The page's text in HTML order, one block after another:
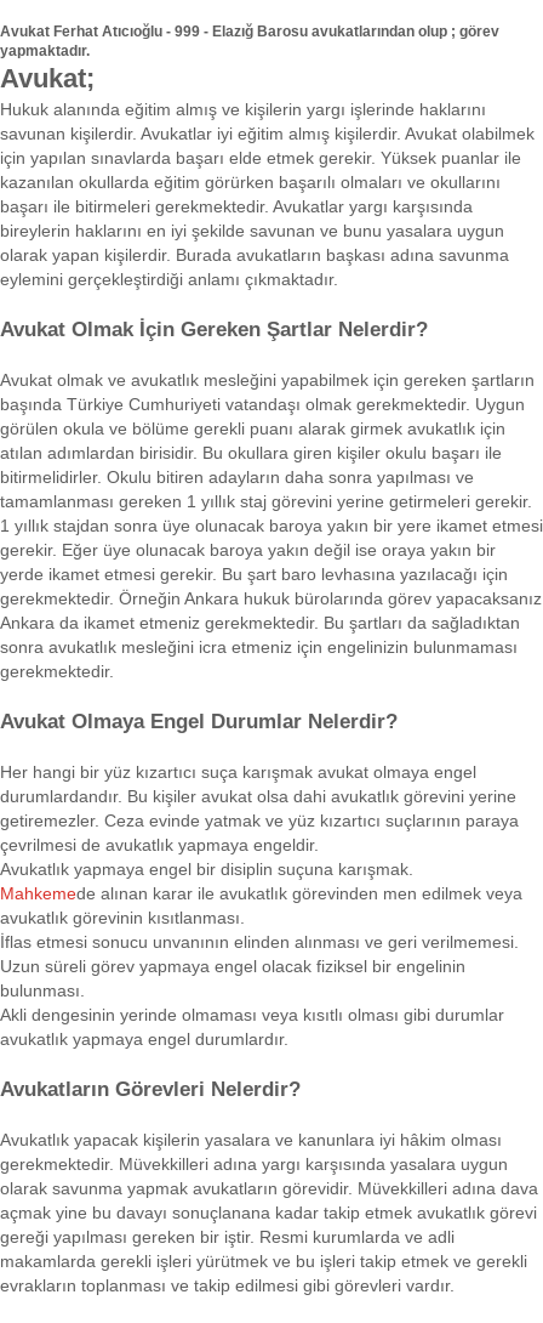
Avukat Ferhat Atıcıoğlu - 999 - Elazığ Barosu avukatlarından olup ; görev
yapmaktadır.
Avukat;
Hukuk alanında eğitim almış ve kişilerin yargı işlerinde haklarını
savunan kişilerdir. Avukatlar iyi eğitim almış kişilerdir. Avukat olabilmek
için yapılan sınavlarda başarı elde etmek gerekir. Yüksek puanlar ile
kazanılan okullarda eğitim görürken başarılı olmaları ve okullarını
başarı ile bitirmeleri gerekmektedir. Avukatlar yargı karşısında
bireylerin haklarını en iyi şekilde savunan ve bunu yasalara uygun
olarak yapan kişilerdir. Burada avukatların başkası adına savunma
eylemini gerçekleştirdiği anlamı çıkmaktadır.
Avukat Olmak İçin Gereken Şartlar Nelerdir?
Avukat olmak ve avukatlık mesleğini yapabilmek için gereken şartların
başında Türkiye Cumhuriyeti vatandaşı olmak gerekmektedir. Uygun
görülen okula ve bölüme gerekli puanı alarak girmek avukatlık için
atılan adımlardan birisidir. Bu okullara giren kişiler okulu başarı ile
bitirmelidirler. Okulu bitiren adayların daha sonra yapılması ve
tamamlanması gereken 1 yıllık staj görevini yerine getirmeleri gerekir.
1 yıllık stajdan sonra üye olunacak baroya yakın bir yere ikamet etmesi
gerekir. Eğer üye olunacak baroya yakın değil ise oraya yakın bir
yerde ikamet etmesi gerekir. Bu şart baro levhasına yazılacağı için
gerekmektedir. Örneğin Ankara hukuk bürolarında görev yapacaksanız
Ankara da ikamet etmeniz gerekmektedir. Bu şartları da sağladıktan
sonra avukatlık mesleğini icra etmeniz için engelinizin bulunmaması
gerekmektedir.
Avukat Olmaya Engel Durumlar Nelerdir?
Her hangi bir yüz kızartıcı suça karışmak avukat olmaya engel
durumlardandır. Bu kişiler avukat olsa dahi avukatlık görevini yerine
getiremezler. Ceza evinde yatmak ve yüz kızartıcı suçlarının paraya
çevrilmesi de avukatlık yapmaya engeldir.
Avukatlık yapmaya engel bir disiplin suçuna karışmak.
Mahkemede alınan karar ile avukatlık görevinden men edilmek veya
avukatlık görevinin kısıtlanması.
İflas etmesi sonucu unvanının elinden alınması ve geri verilmemesi.
Uzun süreli görev yapmaya engel olacak fiziksel bir engelinin
bulunması.
Akli dengesinin yerinde olmaması veya kısıtlı olması gibi durumlar
avukatlık yapmaya engel durumlardır.
Avukatların Görevleri Nelerdir?
Avukatlık yapacak kişilerin yasalara ve kanunlara iyi hâkim olması
gerekmektedir. Müvekkilleri adına yargı karşısında yasalara uygun
olarak savunma yapmak avukatların görevidir. Müvekkilleri adına dava
açmak yine bu davayı sonuçlanana kadar takip etmek avukatlık görevi
gereği yapılması gereken bir iştir. Resmi kurumlarda ve adli
makamlarda gerekli işleri yürütmek ve bu işleri takip etmek ve gerekli
evrakların toplanması ve takip edilmesi gibi görevleri vardır.